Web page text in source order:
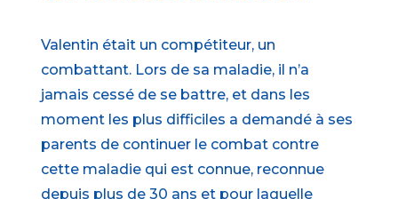
Valentin était un compétiteur, un
combattant. Lors de sa maladie, il n’a
jamais cessé de se battre, et dans les
moment les plus difficiles a demandé à ses
parents de continuer le combat contre
cette maladie qui est connue, reconnue
depuis plus de 30 ans et pour laquelle